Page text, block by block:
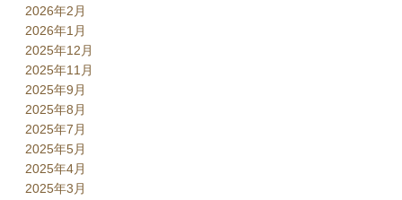
2026年2月
2026年1月
2025年12月
2025年11月
2025年9月
2025年8月
2025年7月
2025年5月
2025年4月
2025年3月